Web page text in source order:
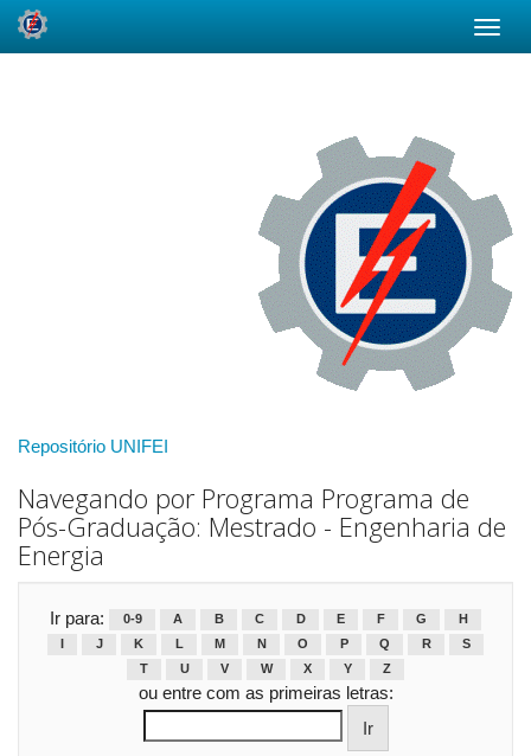
Repositório UNIFEI
Navegando por Programa Programa de
Pós-Graduação: Mestrado - Engenharia de
Energia
Ir para: 0-9 A B C D E F G
H
J K L M N O P Q R
S
T
U V W X Y Z
ou entre com as primeiras letras: